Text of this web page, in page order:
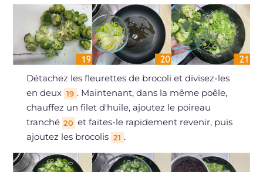
Détachez les fleurettes de brocoli et divisez-les
en deux 19 . Maintenant, dans la même poêle,
chauffez un filet d'huile, ajoutez le poireau
tranché 20 et faites-le rapidement revenir, puis
ajoutez les brocolis 21 .